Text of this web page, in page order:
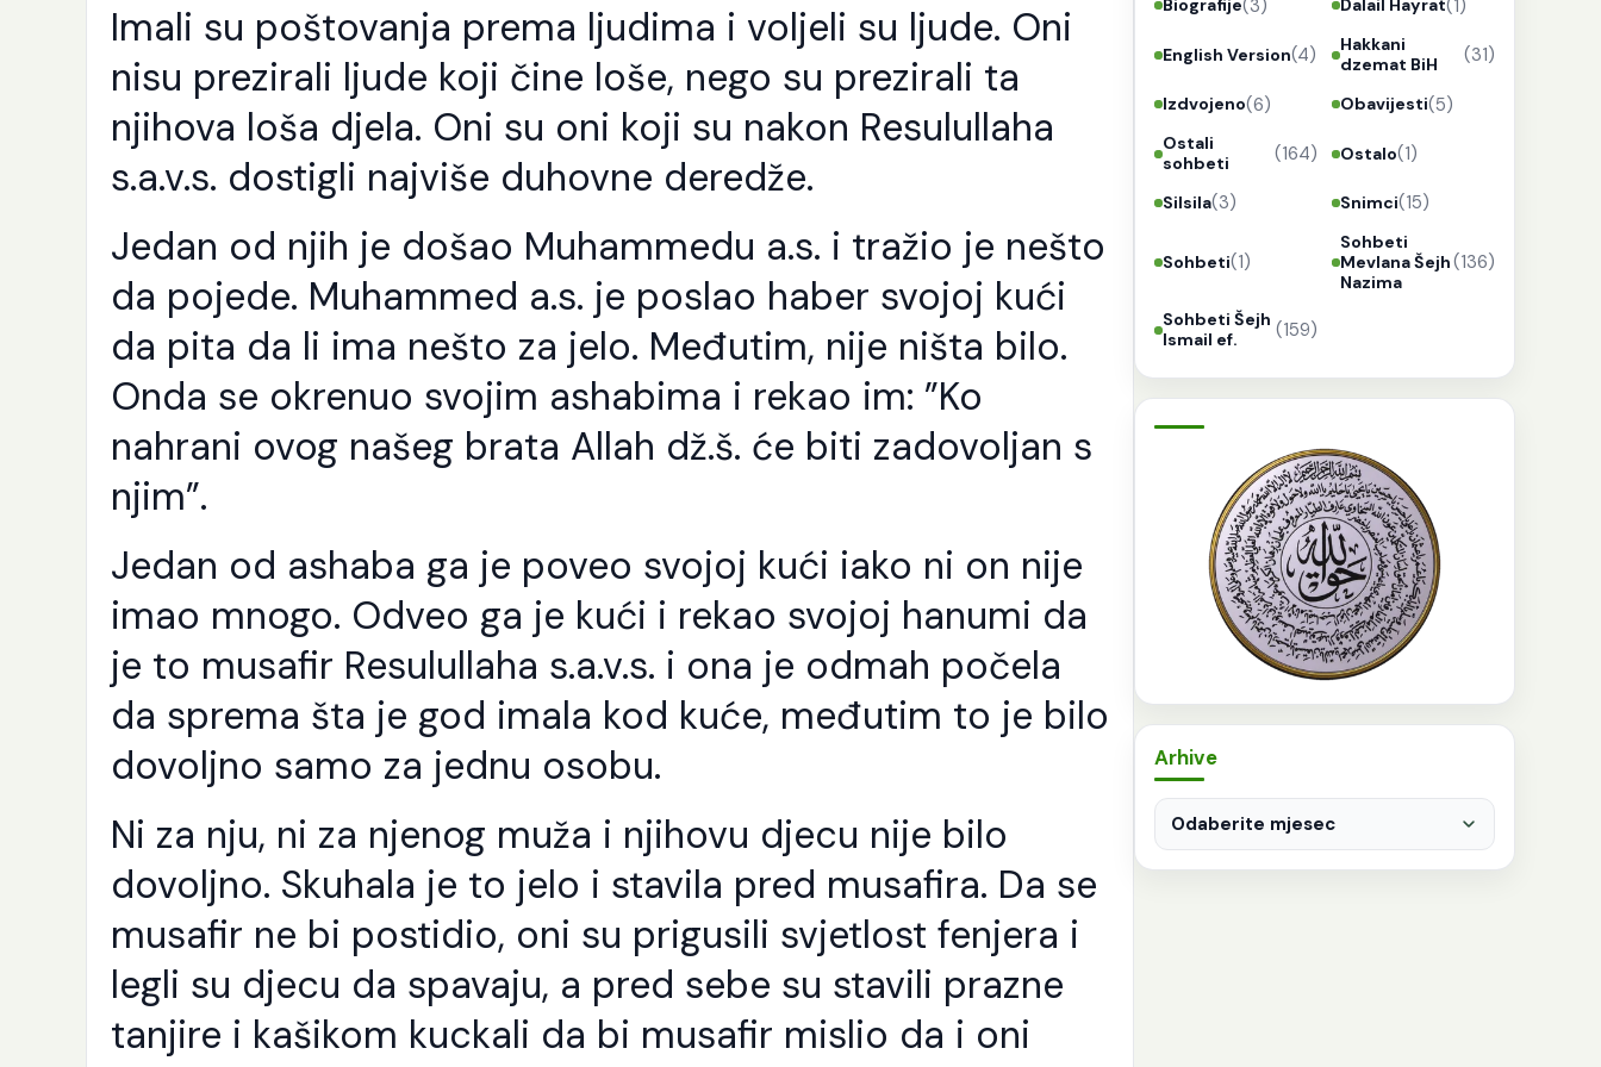
Imali su poštovanja prema ljudima i voljeli su ljude. Oni
nisu prezirali ljude koji čine loše, nego su prezirali ta
njihova loša djela. Oni su oni koji su nakon Resulullaha
s.a.v.s. dostigli najviše duhovne deredže.
Jedan od njih je došao Muhammedu a.s. i tražio je nešto
da pojede. Muhammed a.s. je poslao haber svojoj kući
da pita da li ima nešto za jelo. Međutim, nije ništa bilo.
Onda se okrenuo svojim ashabima i rekao im: ”Ko
nahrani ovog našeg brata Allah dž.š. će biti zadovoljan s
njim”.
Jedan od ashaba ga je poveo svojoj kući iako ni on nije
imao mnogo. Odveo ga je kući i rekao svojoj hanumi da
je to musafir Resulullaha s.a.v.s. i ona je odmah počela
da sprema šta je god imala kod kuće, međutim to je bilo
dovoljno samo za jednu osobu.
Ni za nju, ni za njenog muža i njihovu djecu nije bilo
dovoljno. Skuhala je to jelo i stavila pred musafira. Da se
musafir ne bi postidio, oni su prigusili svjetlost fenjera i
legli su djecu da spavaju, a pred sebe su stavili prazne
tanjire i kašikom kuckali da bi musafir mislio da i oni
Biografije(3) Dalail Hayrat(1)
English Version(4)
Hakkani
dzemat BiH
(31)
Izdvojeno(6) Obavijesti(5)
Ostali
sohbeti
(164) Ostalo(1)
Silsila(3) Snimci(15)
Sohbeti(1)
Sohbeti
Mevlana Šejh
Nazima
(136)
Sohbeti Šejh
Ismail ef.
(159)
Arhive
Arhive